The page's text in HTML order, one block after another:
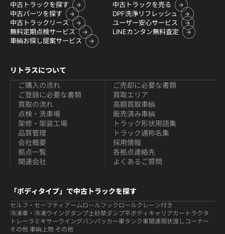
中古トラックを探す
中古トラックを売る
中古パーツを探す
DPF洗浄リフレッシュ
中古トラックリース
ユーザー安心サービス
無料定期点検サービス
LINEカンタン無料査定
車輌お探し提案サービス
リトラスについて
ご購入の流れ
ご登録に必要な書類
買取の流れ
ご売却に必要な書類
買取エリア
高額買取車輌
点検・洗車場
架修・架装工場
品質管理
販売済み車輌
トラック形状用語集
トラック通称名集
会社概要
拠点一覧
関連会社
採用情報
各拠点連絡先
よくあるご質問
「ボディタイプ」で中古トラックを探す
セルフ・セーフティ アームロールフックロールクレーン付き
冷凍車・冷凍ウイングダンプ土砂禁ダンプ平ボディ キャリアカー トラクタ
トレーラ ミキサーウイングバンパッカー車タンク車関連現状渡しコーナー
その他 車輌上物 その他